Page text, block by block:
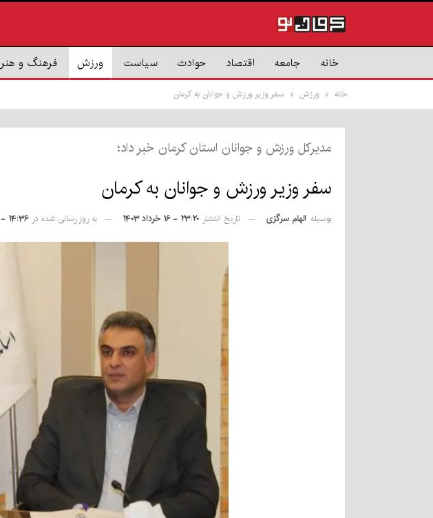
خانه جامعه اقتصاد حوادث سیاست ورزش فرهنگ و هنر
خانه ورزش سفر وزیر ورزش و جوانان به کرمان
مدیرکل ورزش و جوانان استان کرمان خبر داد؛
سفر وزیر ورزش و جوانان به کرمان
بوسیله الهام سرگزی تاریخ انتشار ۲۳:۲۰ - ۱۶ خرداد ۱۴۰۳ به روز رسانی شده در ۱۴:۳۶ - ۱۷ خرداد ۱۴۰۳